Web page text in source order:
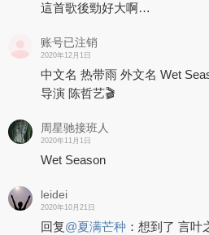
這首歌後勁好大啊…
账号已注销
2020年12月1日
中文名 热带雨 外文名 Wet
导演 陈哲艺🎬
周星驰接班人
2020年11月1日
Wet Season
leidei
2020年10月21日
回复@夏满芒种 ： 想到了 言叶